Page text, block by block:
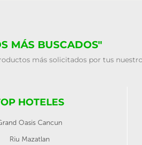
MÁS BUSCADOS"
más solicitados por tus
HOTELES
Oasis Cancun
Riu Mazatlan